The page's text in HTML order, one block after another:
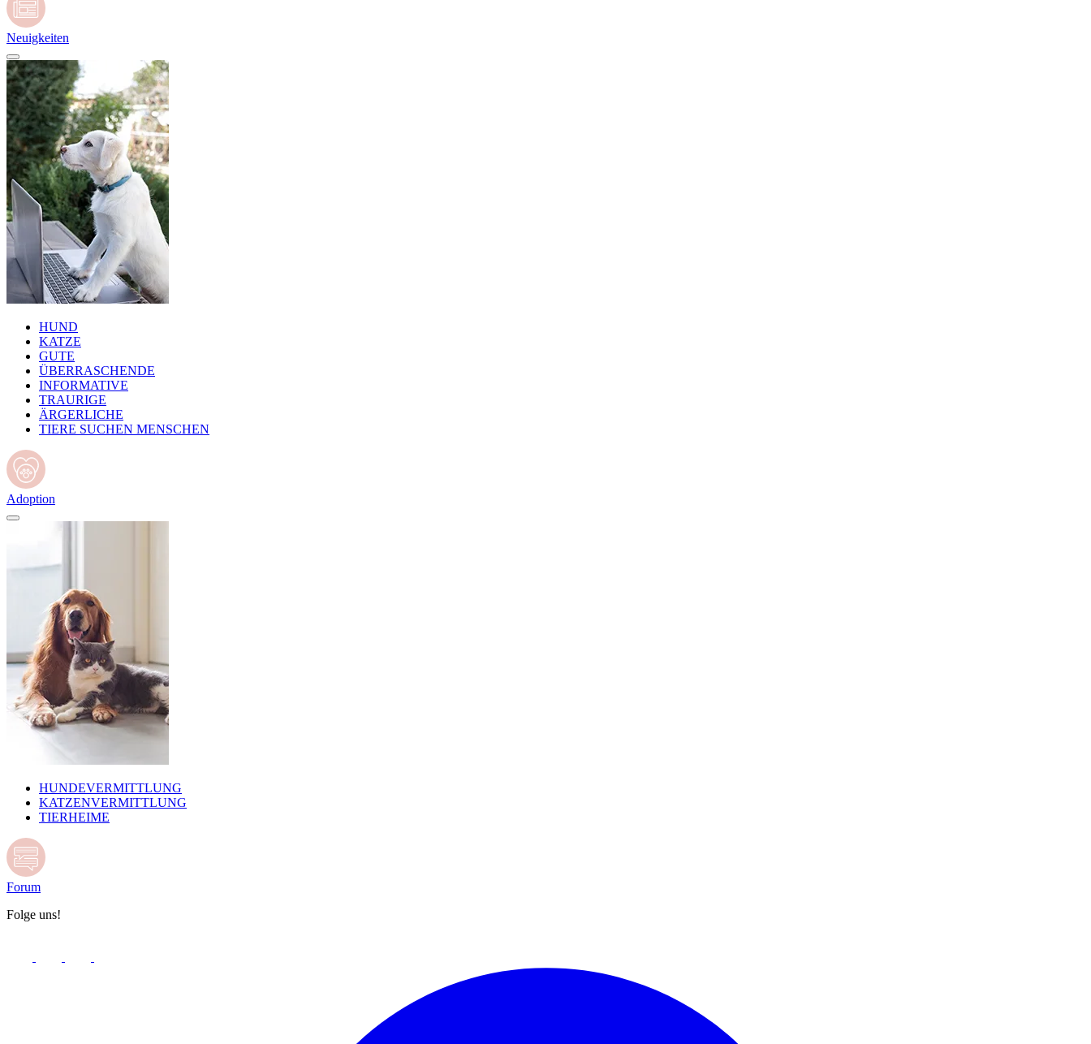
Neuigkeiten
HUND
KATZE
GUTE
ÜBERRASCHENDE
INFORMATIVE
TRAURIGE
ÄRGERLICHE
TIERE SUCHEN MENSCHEN
Adoption
HUNDEVERMITTLUNG
KATZENVERMITTLUNG
TIERHEIME
Forum
Folge uns!